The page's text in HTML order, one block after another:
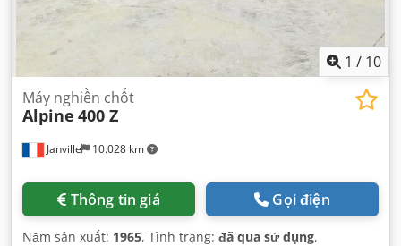
1 / 10
Janville 10.028 km
Máy nghiền chốt
Alpine 400 Z
Thông tin giá Gọi điện
Năm sản xuất: 1965, Tình trạng: đã qua sử dụng,